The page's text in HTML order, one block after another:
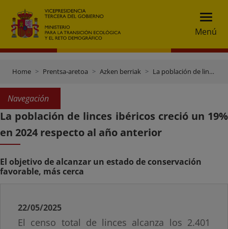
Menú
Home Prentsa-aretoa Azken berriak La población de linces ibéricos creció un 19% en 2024 respecto al año anterior
Navegación
La población de linces ibéricos creció un 19%
en 2024 respecto al año anterior
El objetivo de alcanzar un estado de conservación
favorable, más cerca
22/05/2025
El censo total de linces alcanza los 2.401